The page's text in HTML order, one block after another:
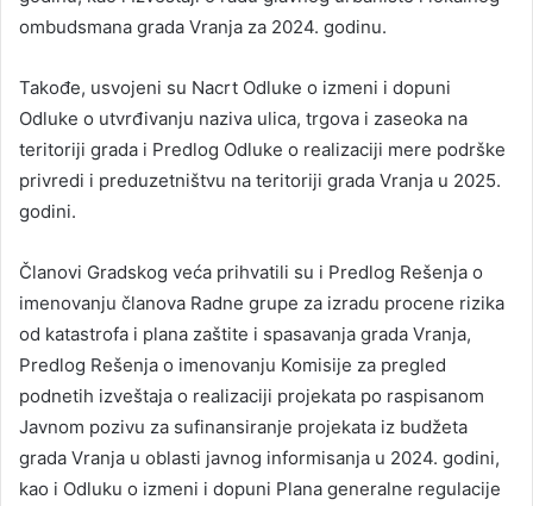
ombudsmana grada Vranja za 2024. godinu.
Takođe, usvojeni su Nacrt Odluke o izmeni i dopuni
Odluke o utvrđivanju naziva ulica, trgova i zaseoka na
teritoriji grada i Predlog Odluke o realizaciji mere podrške
privredi i preduzetništvu na teritoriji grada Vranja u 2025.
godini.
Članovi Gradskog veća prihvatili su i Predlog Rešenja o
imenovanju članova Radne grupe za izradu procene rizika
od katastrofa i plana zaštite i spasavanja grada Vranja,
Predlog Rešenja o imenovanju Komisije za pregled
podnetih izveštaja o realizaciji projekata po raspisanom
Javnom pozivu za sufinansiranje projekata iz budžeta
grada Vranja u oblasti javnog informisanja u 2024. godini,
kao i Odluku o izmeni i dopuni Plana generalne regulacije